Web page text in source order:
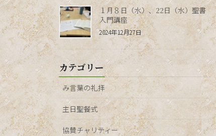
１月８日（水）、22日（水）聖書
入門講座
2024年12月27日
カテゴリー
み言葉の礼拝
主日聖餐式
協賛チャリティー